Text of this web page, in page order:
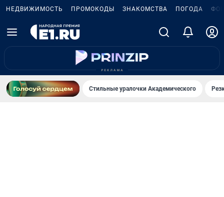
НЕДВИЖИМОСТЬ ПРОМОКОДЫ ЗНАКОМСТВА ПОГОДА
Стильные уралочки Академического